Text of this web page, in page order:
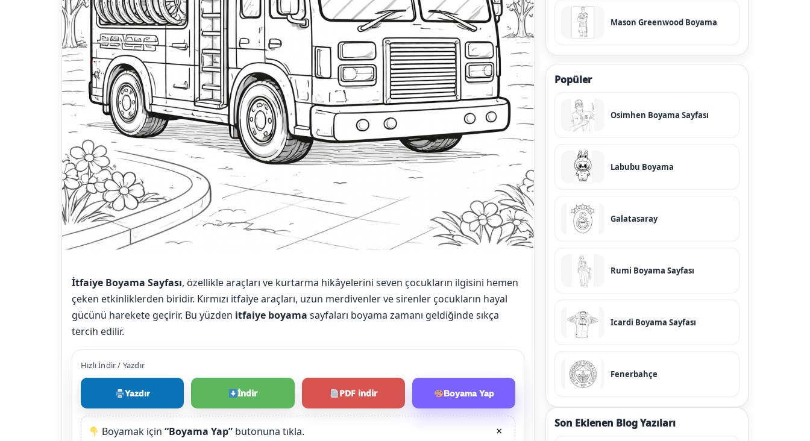
İtfaiye Boyama Sayfası, özellikle araçları ve kurtarma hikâyelerini seven çocukların ilgisini hemen
çeken etkinliklerden biridir. Kırmızı itfaiye araçları, uzun merdivenler ve sirenler çocukların hayal
gücünü harekete geçirir. Bu yüzden itfaiye boyama sayfaları boyama zamanı geldiğinde sıkça
tercih edilir.
Hızlı İndir / Yazdır
Yazdır İndir PDF indir Boyama Yap
Boyamak için“Boyama Yap” butonuna tıkla. ×
Mason Greenwood Boyama
Popüler
Osimhen Boyama Sayfası
Labubu Boyama
Galatasaray
Rumi Boyama Sayfası
Icardi Boyama Sayfası
Fenerbahçe
Son Eklenen Blog Yazıları